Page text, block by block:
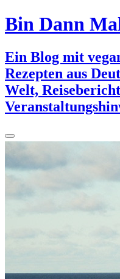
Bin Dann
Ein Blog mit
Rezepten aus
Welt,